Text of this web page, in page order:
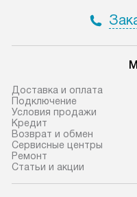
не предусмотрена.
доставки доставит
прибор до двери или
Если необходимо
прибор до места
пожалуйста,
уточните это с
За данную услугу
дополнительная
Доставка и оплата
Подключение
Условия продажи
Кредит
Возврат и обмен
Сервисные центры
Ремонт
Статьи и акции